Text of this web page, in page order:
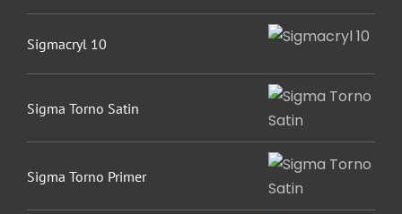
Sigmacryl 10
Sigma Torno Satin
Sigma Torno Primer